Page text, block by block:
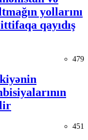
yollarını
qayıdış
479
451